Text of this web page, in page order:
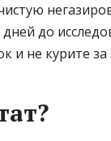
до
и не курите за